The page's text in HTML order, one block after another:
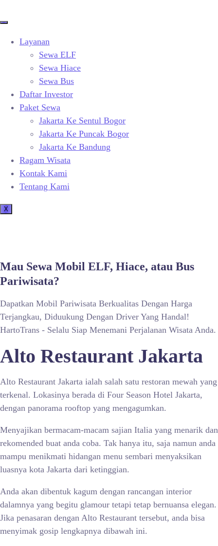
Layanan
Sewa ELF
Sewa Hiace
Sewa Bus
Daftar Investor
Paket Sewa
Jakarta Ke Sentul Bogor
Jakarta Ke Puncak Bogor
Jakarta Ke Bandung
Ragam Wisata
Kontak Kami
Tentang Kami
X
Mau Sewa Mobil ELF, Hiace, atau Bus
Pariwisata?
Dapatkan Mobil Pariwisata Berkualitas Dengan Harga
Terjangkau, Diduukung Dengan Driver Yang Handal!
HartoTrans - Selalu Siap Menemani Perjalanan Wisata Anda.
Alto Restaurant Jakarta
Alto Restaurant Jakarta ialah salah satu restoran mewah yang
terkenal. Lokasinya berada di Four Season Hotel Jakarta,
dengan panorama rooftop yang mengagumkan.
Menyajikan bermacam-macam sajian Italia yang menarik dan
rekomended buat anda coba. Tak hanya itu, saja namun anda
mampu menikmati hidangan menu sembari menyaksikan
luasnya kota Jakarta dari ketinggian.
Anda akan dibentuk kagum dengan rancangan interior
dalamnya yang begitu glamour tetapi tetap bernuansa elegan.
Jika penasaran dengan Alto Restaurant tersebut, anda bisa
menyimak gosip lengkapnya dibawah ini.